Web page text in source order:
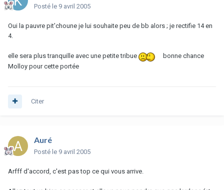
Posté le 9 avril 2005
Oui la pauvre pit'choune je lui souhaite peu de bb alors ; je rectifie 14 en
4.
elle sera plus tranquille avec une petite tribue
bonne chance
Molloy pour cette portée
Citer
Auré
Posté le 9 avril 2005
Arfff d'accord, c'est pas top ce qui vous arrive.